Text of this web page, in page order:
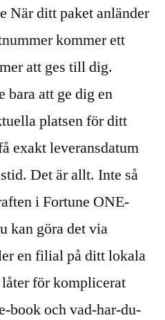
När ditt paket anländer
kommer ett
att ges till dig.
bara att ge dig en
platsen för ditt
exakt leveransdatum
Det är allt. Inte så
i Fortune ONE-
kan göra det via
en filial på ditt lokala
för komplicerat
book och vad-har-du-